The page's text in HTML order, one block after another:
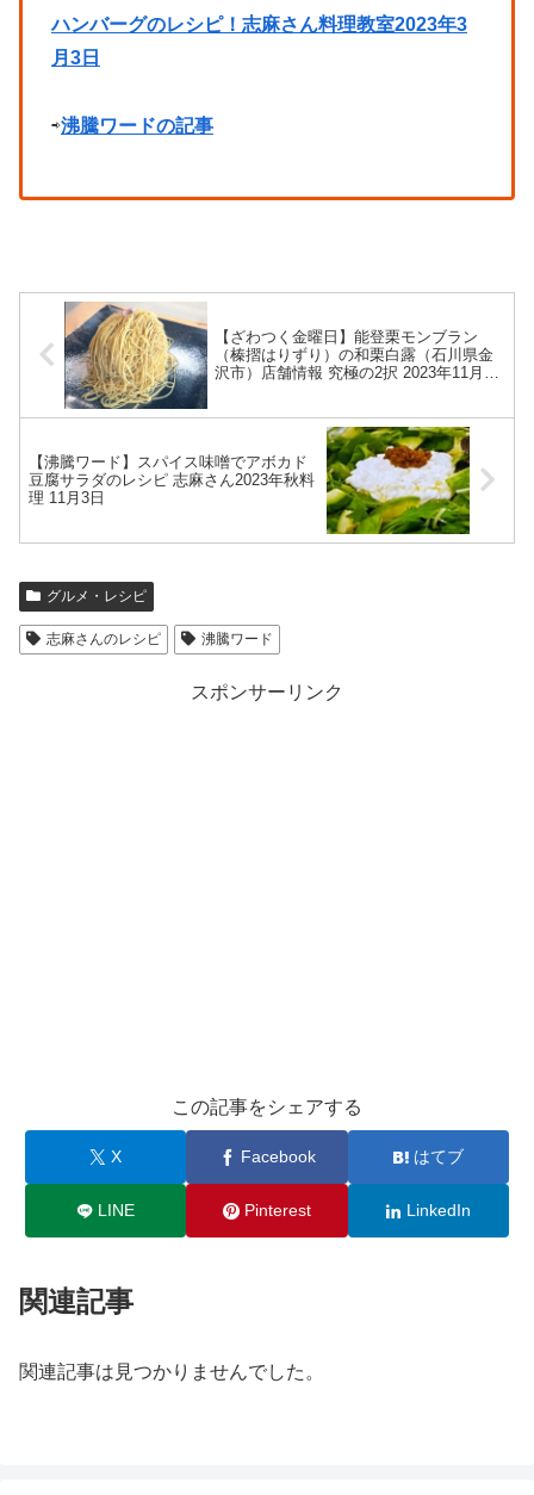
ハンバーグのレシピ！志麻さん料理教室2023年3
月3日
⇨沸騰ワードの記事
【ざわつく金曜日】能登栗モンブラン
（榛摺はりずり）の和栗白露（石川県金
沢市）店舗情報 究極の2択 2023年11月3
【沸騰ワード】スパイス味噌でアボカド
豆腐サラダのレシピ 志麻さん2023年秋料
理 11月3日
グルメ・レシピ
志麻さんのレシピ 沸騰ワード
スポンサーリンク
この記事をシェアする
X Facebook はてブ
LINE Pinterest LinkedIn
関連記事
関連記事は見つかりませんでした。